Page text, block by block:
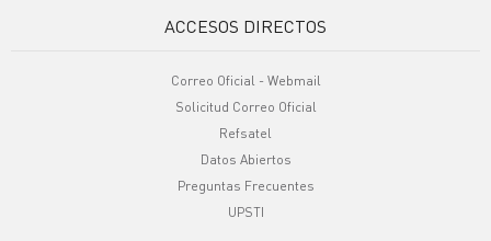
ACCESOS DIRECTOS
Correo Oficial - Webmail
Solicitud Correo Oficial
Refsatel
Datos Abiertos
Preguntas Frecuentes
UPSTI